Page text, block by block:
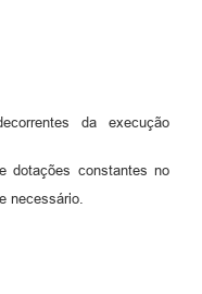
da execução
dotações constantes no
necessário.